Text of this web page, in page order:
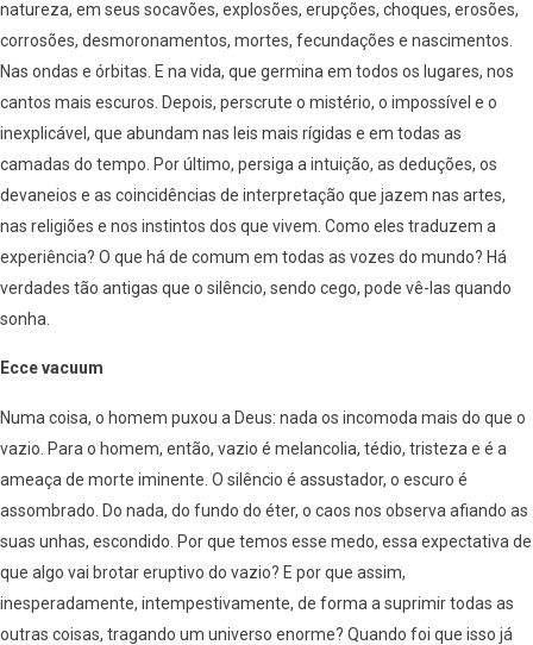
natureza, em seus socavões, explosões, erupções, choques, erosões,
corrosões, desmoronamentos, mortes, fecundações e nascimentos.
Nas ondas e órbitas. E na vida, que germina em todos os lugares, nos
cantos mais escuros. Depois, perscrute o mistério, o impossível e o
inexplicável, que abundam nas leis mais rígidas e em todas as
camadas do tempo. Por último, persiga a intuição, as deduções, os
devaneios e as coincidências de interpretação que jazem nas artes,
nas religiões e nos instintos dos que vivem. Como eles traduzem a
experiência? O que há de comum em todas as vozes do mundo? Há
verdades tão antigas que o silêncio, sendo cego, pode vê-las quando
sonha.
Ecce vacuum
Numa coisa, o homem puxou a Deus: nada os incomoda mais do que o
vazio. Para o homem, então, vazio é melancolia, tédio, tristeza e é a
ameaça de morte iminente. O silêncio é assustador, o escuro é
assombrado. Do nada, do fundo do éter, o caos nos observa afiando as
suas unhas, escondido. Por que temos esse medo, essa expectativa de
que algo vai brotar eruptivo do vazio? E por que assim,
inesperadamente, intempestivamente, de forma a suprimir todas as
outras coisas, tragando um universo enorme? Quando foi que isso já